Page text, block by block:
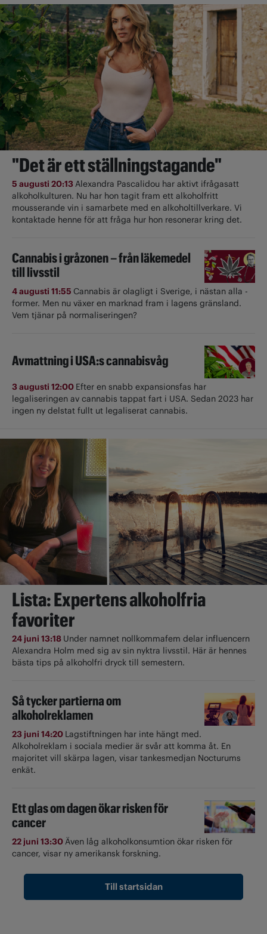
"Det är ett ställningstagande"
5 augusti 20:13 Alexandra Pascalidou har aktivt ifrågasatt
alkoholkulturen. Nu har hon tagit fram ett alkoholfritt
mousserande vin i samarbete med en alkoholtillverkare. Vi
kontaktade henne för att fråga hur hon resonerar kring det.
Cannabis i gråzonen – från läkemedel
till livsstil
4 augusti 11:55 Cannabis är olagligt i ­Sverige, i nästan alla ­
former. Men nu växer en marknad fram i lagens gränsland.
Vem tjänar på normaliseringen?
Avmattning i USA:s cannabisvåg
3 augusti 12:00 Efter en snabb expansionsfas har
legaliseringen av cannabis tappat fart i USA. Sedan 2023 har
ingen ny delstat fullt ut ­legaliserat cannabis.
Lista: Expertens alkoholfria
favoriter
24 juni 13:18 Under namnet nollkommafem delar influencern
Alexandra Holm med sig av sin nyktra livsstil. Här är hennes
bästa tips på alkoholfri dryck till semestern.
Så tycker partierna om
alkoholreklamen
23 juni 14:20 Lagstiftningen har inte hängt med.
Alkoholreklam i sociala medier är svår att komma åt. En
majoritet vill skärpa lagen, visar tankesmedjan Nocturums
enkät.
Ett glas om dagen ökar risken för
cancer
22 juni 13:30 Även låg alkoholkonsumtion ökar risken för
cancer, visar ny amerikansk forskning.
Till startsidan